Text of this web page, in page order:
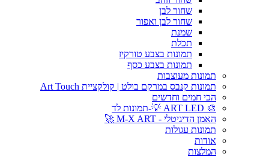
שחור לבן
שחור לבן ואפור
שמנת
תכלת
תמונות בצבע טורקיז
תמונות בצבע כסף
תמונות מעוצבות
תמונות קנבס במרקם בולט | קולקציית Art Touch
הכי חמים וחדשים
🎨 ART LED 💡-תמונות לד
האמן הדיגיטלי - M-X ART 🚀
תמונות עגולות
אודות
המלצות